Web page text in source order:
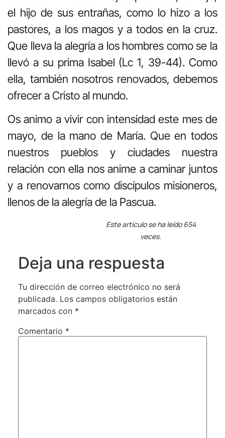
el hijo de sus entrañas, como lo hizo a los
pastores, a los magos y a todos en la cruz.
Que lleva la alegría a los hombres como se la
llevó a su prima Isabel (Lc 1, 39-44). Como
ella, también nosotros renovados, debemos
ofrecer a Cristo al mundo.
Os animo a vivir con intensidad este mes de
mayo, de la mano de María. Que en todos
nuestros pueblos y ciudades nuestra
relación con ella nos anime a caminar juntos
y a renovarnos como discípulos misioneros,
llenos de la alegría de la Pascua.
Este artículo se ha leído 654
veces.
Deja una respuesta
Tu dirección de correo electrónico no será
publicada. Los campos obligatorios están
marcados con *
Comentario *